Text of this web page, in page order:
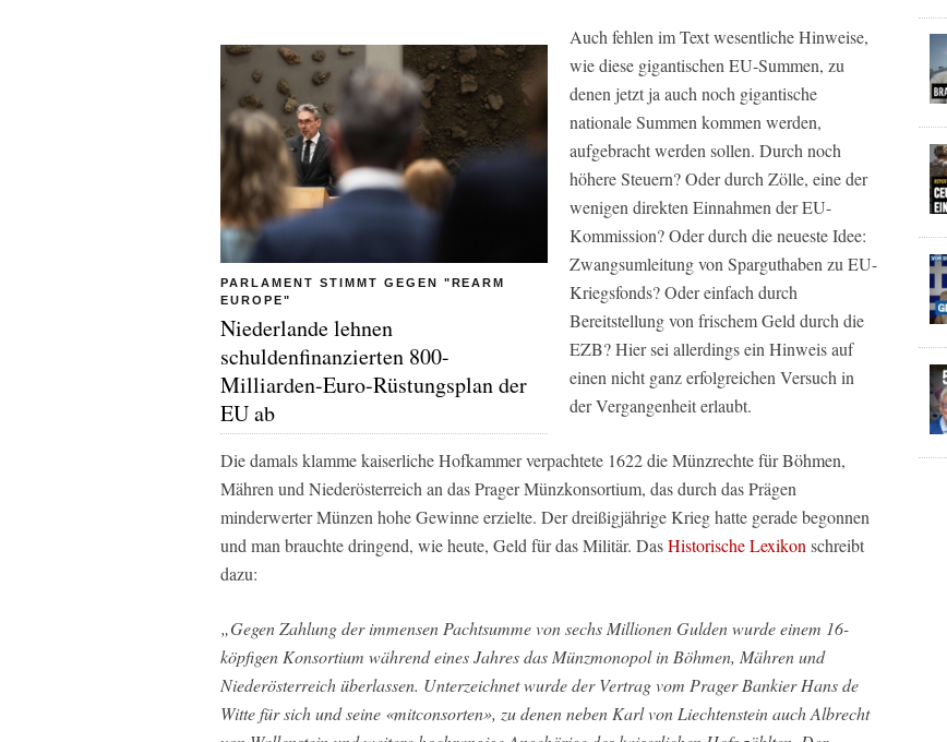
PARLAMENT STIMMT GEGEN "REARM
EUROPE"
Niederlande lehnen
schuldenfinanzierten 800-
Milliarden-Euro-Rüstungsplan der
EU ab
Auch fehlen im Text wesentliche Hinweise,
wie diese gigantischen EU-Summen, zu
denen jetzt ja auch noch gigantische
nationale Summen kommen werden,
aufgebracht werden sollen. Durch noch
höhere Steuern? Oder durch Zölle, eine der
wenigen direkten Einnahmen der EU-
Kommission? Oder durch die neueste Idee:
Zwangsumleitung von Sparguthaben zu EU-
Kriegsfonds? Oder einfach durch
Bereitstellung von frischem Geld durch die
EZB? Hier sei allerdings ein Hinweis auf
einen nicht ganz erfolgreichen Versuch in
der Vergangenheit erlaubt.
Die damals klamme kaiserliche Hofkammer verpachtete 1622 die Münzrechte für Böhmen,
Mähren und Niederösterreich an das Prager Münzkonsortium, das durch das Prägen
minderwerter Münzen hohe Gewinne erzielte. Der dreißigjährige Krieg hatte gerade begonnen
und man brauchte dringend, wie heute, Geld für das Militär. DasHistorische Lexikon schreibt
dazu:
„Gegen Zahlung der immensen Pachtsumme von sechs Millionen Gulden wurde einem 16-
köpfigen Konsortium während eines Jahres das Münzmonopol in Böhmen, Mähren und
Niederösterreich überlassen. Unterzeichnet wurde der Vertrag vom Prager Bankier Hans de
Witte für sich und seine «mitconsorten», zu denen neben Karl von Liechtenstein auch Albrecht